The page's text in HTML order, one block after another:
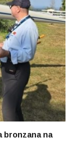
bronzana na